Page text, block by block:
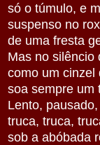
só o túmulo, e
suspenso no
de uma fresta
Mas no silêncio
como um cinzel
soa sempre
Lento,
truca, truca,
sob a abóbada